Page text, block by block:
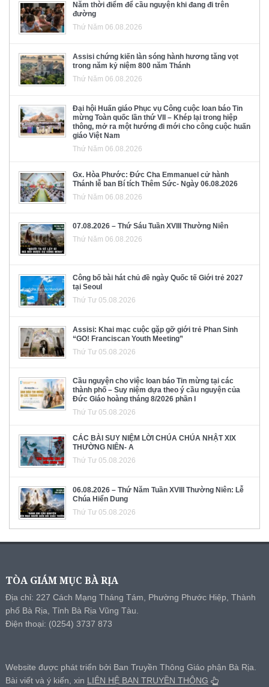
Năm thời điểm để cầu nguyện khi đang đi trên
đường
Thứ Năm 06.08.2026
Assisi chứng kiến làn sóng hành hương tăng vọt
trong năm kỷ niệm 800 năm Thánh
Thứ Năm 06.08.2026
Đại hội Huấn giáo Phục vụ Công cuộc loan báo Tin
mừng Toàn quốc lần thứ VII – Khép lại trong hiệp
thông, mở ra một hướng đi mới cho công cuộc huấn
giáo Việt Nam
Thứ Năm 06.08.2026
Gx. Hòa Phước: Đức Cha Emmanuel cử hành
Thánh lễ ban Bí tích Thêm Sức- Ngày 06.08.2026
Thứ Năm 06.08.2026
07.08.2026 – Thứ Sáu Tuần XVIII Thường Niên
Thứ Năm 06.08.2026
Công bố bài hát chủ đề ngày Quốc tế Giới trẻ 2027
tại Seoul
Thứ Tư 05.08.2026
Assisi: Khai mạc cuộc gặp gỡ giới trẻ Phan Sinh
“GO! Franciscan Youth Meeting”
Thứ Tư 05.08.2026
Cầu nguyện cho việc loan báo Tin mừng tại các
thành phố – Suy niệm dựa theo ý cầu nguyện của
Đức Giáo hoàng tháng 8/2026 phần I
Thứ Tư 05.08.2026
CÁC BÀI SUY NIỆM LỜI CHÚA CHÚA NHẬT XIX
THƯỜNG NIÊN- A
Thứ Tư 05.08.2026
06.08.2026 – Thứ Năm Tuần XVIII Thường Niên: Lễ
Chúa Hiển Dung
Thứ Tư 05.08.2026
TÒA GIÁM MỤC BÀ RỊA
Địa chỉ: 227 Cách Mạng Tháng Tám, Phường Phước Hiệp, Thành
phố Bà Rịa, Tỉnh Bà Rịa Vũng Tàu.
Điện thoại: (0254) 3737 873
Website được phát triển bởi Ban Truyền Thông Giáo phận Bà Rịa.
Bài viết và ý kiến, xin LIÊN HỆ BAN TRUYỀN THÔNG